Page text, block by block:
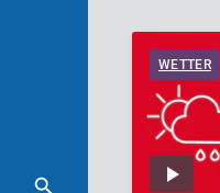
WETTER